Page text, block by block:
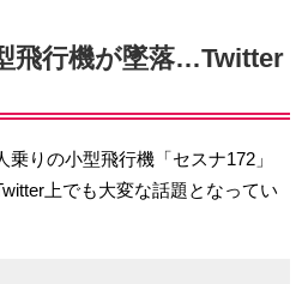
飛行機が墜落…Twitter
りの小型飛行機「セスナ172」
上でも大変な話題となってい